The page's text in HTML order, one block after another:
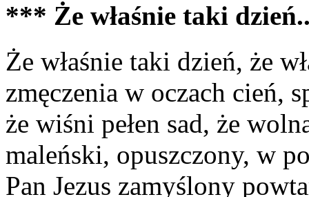
*** Że właśnie taki
Że właśnie taki dzień, że
zmęczenia w oczach cień,
że wiśni pełen sad, że
maleński, opuszczony, w
Pan Jezus zamyślony